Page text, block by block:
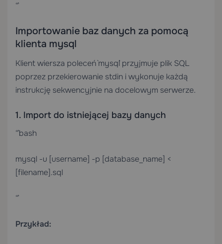
“`
Importowanie baz danych za pomocą
klienta mysql
Klient wiersza poleceń `mysql` przyjmuje plik SQL
poprzez przekierowanie stdin i wykonuje każdą
instrukcję sekwencyjnie na docelowym serwerze.
1. Import do istniejącej bazy danych
“`bash
mysql -u [username] -p [database_name] <
[filename].sql
“`
Przykład: